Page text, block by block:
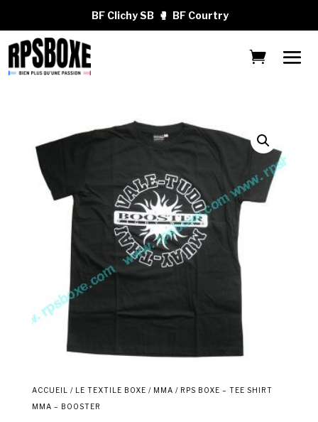
BF Clichy SB 🥊 BF Courtry
ACCUEIL / LE TEXTILE BOXE / MMA / RPS BOXE – TEE SHIRT
MMA – BOOSTER